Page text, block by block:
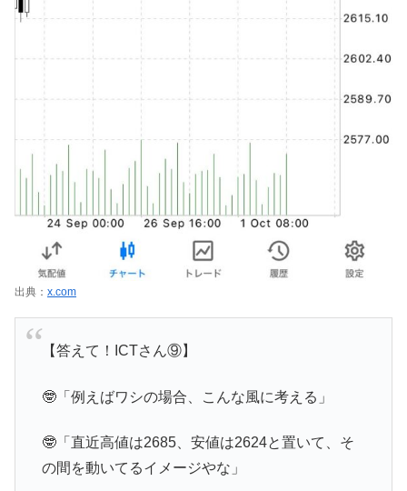
出典： x.com
【答えて！ICTさん⑨】
🤓「例えばワシの場合、こんな風に考える」
🤓「直近高値は2685、安値は2624と置いて、そ
の間を動いてるイメージやな」